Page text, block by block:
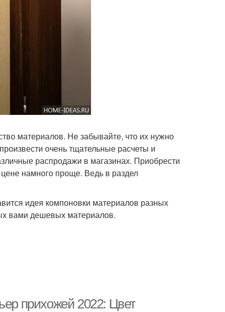
материалов. Не забывайте, что их нужно
очень тщательные расчеты и
распродажи в магазинах. Приобрести
намного проще. Ведь в раздел
идея компоновки материалов разных
вами дешевых материалов.
прихожей 2022: Цвет